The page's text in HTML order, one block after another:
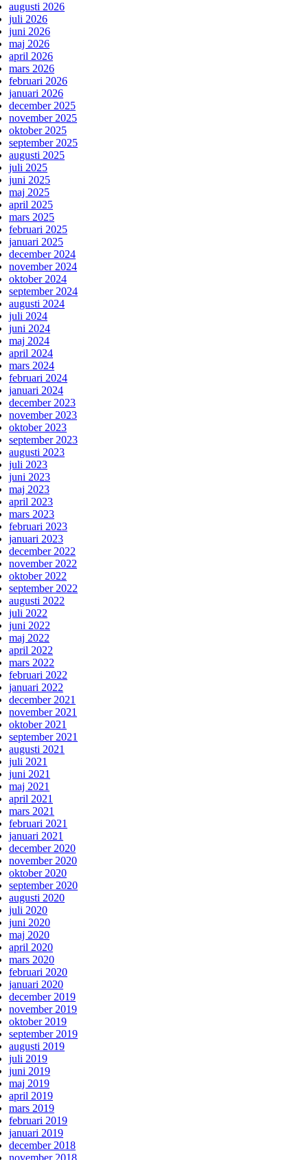
augusti 2026
juli 2026
juni 2026
maj 2026
april 2026
mars 2026
februari 2026
januari 2026
december 2025
november 2025
oktober 2025
september 2025
augusti 2025
juli 2025
juni 2025
maj 2025
april 2025
mars 2025
februari 2025
januari 2025
december 2024
november 2024
oktober 2024
september 2024
augusti 2024
juli 2024
juni 2024
maj 2024
april 2024
mars 2024
februari 2024
januari 2024
december 2023
november 2023
oktober 2023
september 2023
augusti 2023
juli 2023
juni 2023
maj 2023
april 2023
mars 2023
februari 2023
januari 2023
december 2022
november 2022
oktober 2022
september 2022
augusti 2022
juli 2022
juni 2022
maj 2022
april 2022
mars 2022
februari 2022
januari 2022
december 2021
november 2021
oktober 2021
september 2021
augusti 2021
juli 2021
juni 2021
maj 2021
april 2021
mars 2021
februari 2021
januari 2021
december 2020
november 2020
oktober 2020
september 2020
augusti 2020
juli 2020
juni 2020
maj 2020
april 2020
mars 2020
februari 2020
januari 2020
december 2019
november 2019
oktober 2019
september 2019
augusti 2019
juli 2019
juni 2019
maj 2019
april 2019
mars 2019
februari 2019
januari 2019
december 2018